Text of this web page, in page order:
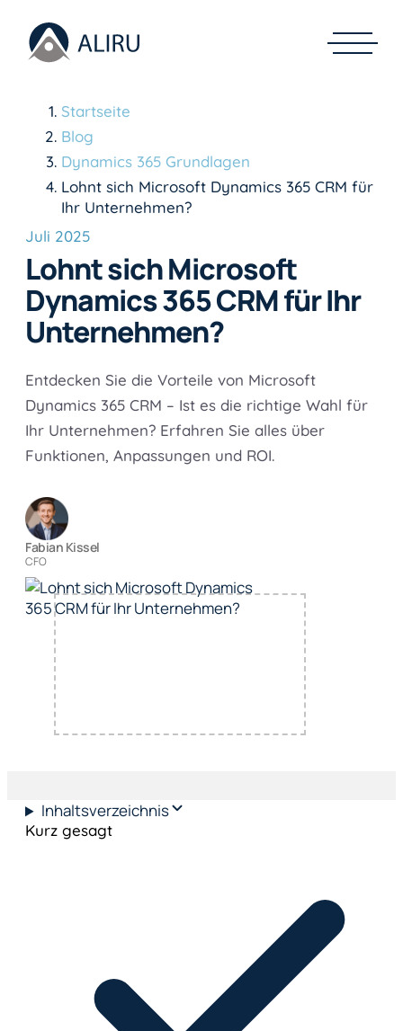
Startseite
Blog
Dynamics 365 Grundlagen
Lohnt sich Microsoft Dynamics 365 CRM für
Ihr Unternehmen?
Juli 2025
Lohnt sich Microsoft
Dynamics 365 CRM für Ihr
Unternehmen?
Entdecken Sie die Vorteile von Microsoft
Dynamics 365 CRM – Ist es die richtige Wahl für
Ihr Unternehmen? Erfahren Sie alles über
Funktionen, Anpassungen und ROI.
Fabian Kissel
CFO
Inhaltsverzeichnis
Kurz gesagt